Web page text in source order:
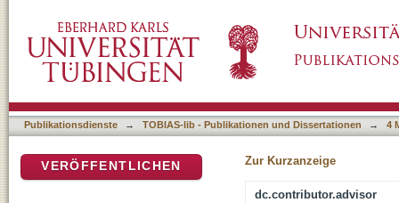
Wagner-Revisionsschaftes
Publikationsdienste → TOBIAS-lib - Publikationen und Dissertationen → 4
Zur Kurzanzeige
dc.contributor.advisor
VERÖFFENTLICHEN